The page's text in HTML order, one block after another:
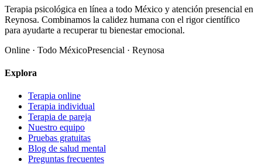
Terapia psicológica en línea a todo México y atención presencial en
Reynosa. Combinamos la calidez humana con el rigor científico
para ayudarte a recuperar tu bienestar emocional.
Online · Todo MéxicoPresencial · Reynosa
Explora
Terapia online
Terapia individual
Terapia de pareja
Nuestro equipo
Pruebas gratuitas
Blog de salud mental
Preguntas frecuentes